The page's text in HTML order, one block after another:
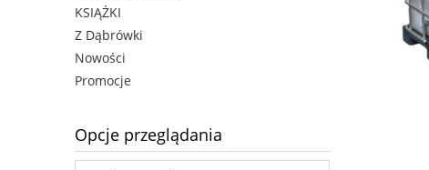
KSIĄŻKI
Z Dąbrówki
Nowości
Promocje
Opcje przeglądania